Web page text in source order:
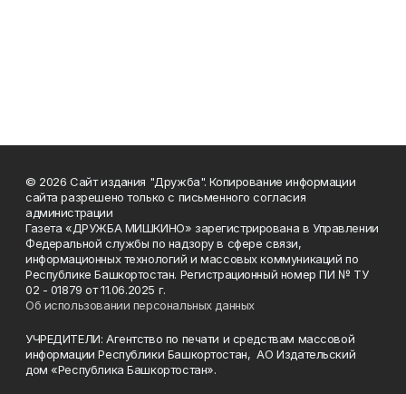
© 2026 Сайт издания "Дружба". Копирование информации
сайта разрешено только с письменного согласия
администрации
Газета «ДРУЖБА МИШКИНО» зарегистрирована в Управлении
Федеральной службы по надзору в сфере связи,
информационных технологий и массовых коммуникаций по
Республике Башкортостан. Регистрационный номер ПИ № ТУ
02 - 01879 от 11.06.2025 г.
Об использовании персональных данных
УЧРЕДИТЕЛИ: Агентство по печати и средствам массовой
информации Республики Башкортостан, АО Издательский
дом «Республика Башкортостан».